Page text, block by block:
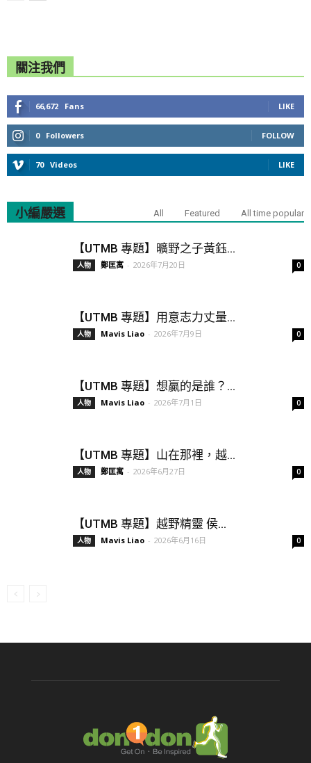
關注我們
66,672 Fans LIKE
0 Followers FOLLOW
70 Videos LIKE
小編嚴選 All Featured All time popular
【UTMB 專題】曠野之子黃鈺...
人物 鄭匡寓 - 2026年7月20日 0
【UTMB 專題】用意志力丈量...
人物 Mavis Liao - 2026年7月9日 0
【UTMB 專題】想贏的是誰？...
人物 Mavis Liao - 2026年7月1日 0
【UTMB 專題】山在那裡，越...
人物 鄭匡寓 - 2026年6月27日 0
【UTMB 專題】越野精靈 侯...
人物 Mavis Liao - 2026年6月16日 0